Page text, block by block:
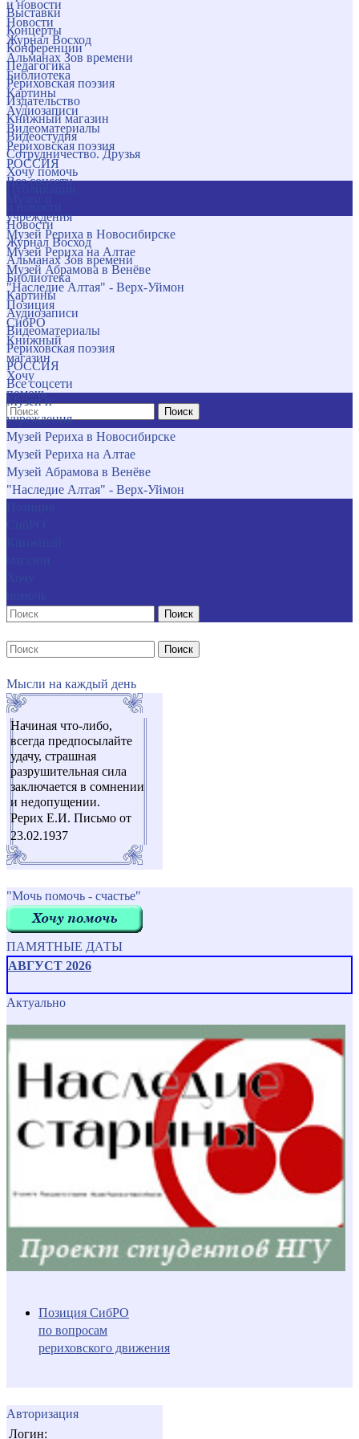
и новости
Новости
Журнал Восход
Альманах Зов времени
Библиотека
Картины
Аудиозаписи
Видеоматериалы
Рериховская поэзия
РОССИЯ
Все соцсети
учреждения
Музей Рериха в Новосибирске
Музей Рериха на Алтае
Музей Абрамова в Венёве
"Наследие Алтая" - Верх-Уймон
Позиция
СибРО
Книжный
магазин
Хочу
помочь
Поиск
Выставки
Концерты
Конференции
Педагогика
Рериховская поэзия
Издательство
Книжный магазин
Видеостудия
Сотрудничество. Друзья
Хочу помочь
Новости
Журнал Восход
Альманах Зов времени
Библиотека
Картины
Аудиозаписи
Видеоматериалы
Рериховская поэзия
РОССИЯ
Все соцсети
Музеи и
учреждения
Музей Рериха в Новосибирске
Музей Рериха на Алтае
Музей Абрамова в Венёве
"Наследие Алтая" - Верх-Уймон
Поиск
Поиск
Мысли на каждый день
Начиная что-либо,
всегда предпосылайте
удачу, страшная
разрушительная сила
заключается в сомнении
и недопущении.
Рерих Е.И. Письмо от
23.02.1937
"Мочь помочь - счастье"
ПАМЯТНЫЕ ДАТЫ
АВГУСТ 2026
Актуально
Позиция СибРО
по вопросам
рериховского движения
Авторизация
Логин: